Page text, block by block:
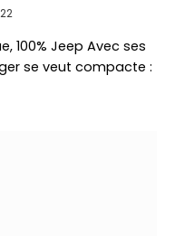
100% Jeep Avec ses
se veut compacte :